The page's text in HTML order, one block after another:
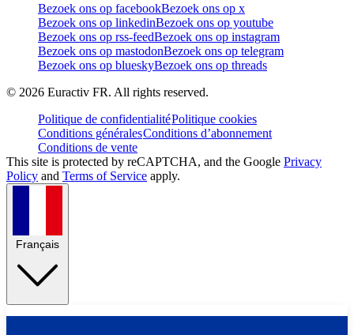
Bezoek ons op facebookBezoek ons op x
Bezoek ons op linkedinBezoek ons op youtube
Bezoek ons op rss-feedBezoek ons op instagram
Bezoek ons op mastodonBezoek ons op telegram
Bezoek ons op blueskyBezoek ons op threads
© 2026 Euractiv FR. All rights reserved.
Politique de confidentialitéPolitique cookies
Conditions généralesConditions d’abonnement
Conditions de vente
This site is protected by reCAPTCHA, and the Google Privacy
Policy and Terms of Service apply.
Français